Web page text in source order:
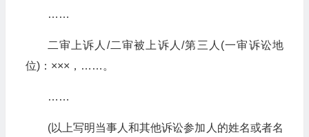
……
二审上诉人/二审被上诉人/第三人(一审诉讼地
位)：×××，……。
……
(以上写明当事人和其他诉讼参加人的姓名或者名